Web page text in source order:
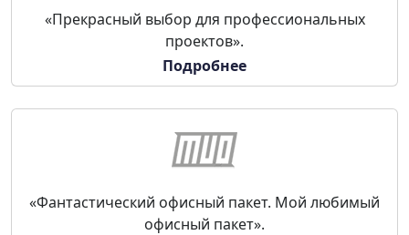
«Прекрасный выбор для профессиональных
проектов».
Подробнее
«Фантастический офисный пакет. Мой любимый
офисный пакет».